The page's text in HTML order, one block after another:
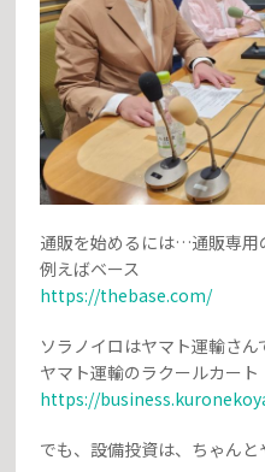
通販を始めるには…通販専用
例えばベース
https://thebase.com/
ソラノイロはヤマト運輸さん
ヤマト運輸のラクールカート
https://
でも、設備投資は、ちゃんと